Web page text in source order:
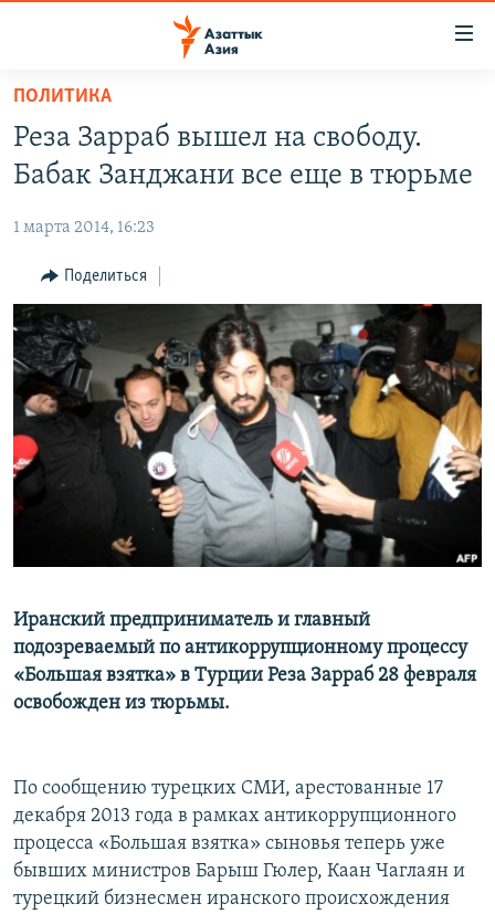
Вернуться
основному
содержанию
навигации
Вернутся
поиску
ЦЕНТРАЛЬНАЯ АЗИЯ
КАЗАХСТАН
УЗБЕКИСТАН
ТАДЖИКИСТАН
НОВОСТИ
НА ДРУГИХ ЯЗЫКАХ
ҚАЗАҚША
КЫРГЫЗЧА
ЎЗБЕКЧА
ТОҶИКӢ
TÜRKMENÇE
Все сайты РСЕ/РС
ПОЛИТИКА
Реза Зарраб вышел на свободу.
Бабак Занджани все еще в тюрьме
1 марта 2014, 16:23
Поделиться
Иранский предприниматель и главный
подозреваемый по антикоррупционному процессу
«Большая взятка» в Турции Реза Зарраб 28 февраля
освобожден из тюрьмы.
По сообщению турецких СМИ, арестованные 17
декабря 2013 года в рамках антикоррупционного
процесса «Большая взятка» сыновья теперь уже
бывших министров Барыш Гюлер, Каан Чаглаян и
турецкий бизнесмен иранского происхождения